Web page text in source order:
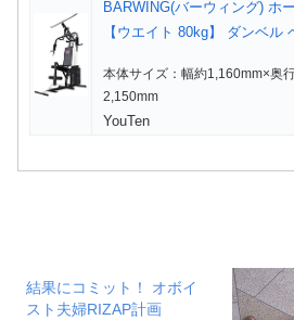
BARWING(バーウィング) ホ
【ウエイト 80kg】 ダンベル
本体サイズ：幅約1,160mm×奥
2,150mm
YouTen
結果にコミット！ オボイ
スト夫婦RIZAP計画